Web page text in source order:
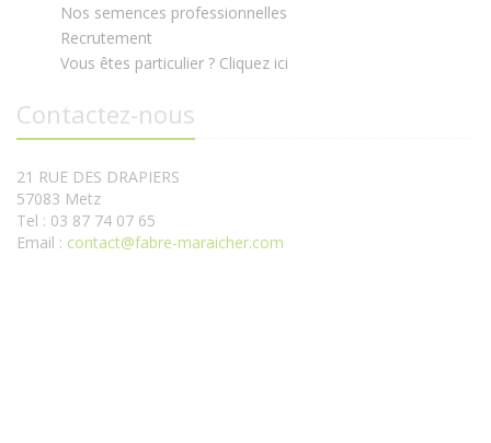
Nos semences professionnelles
Recrutement
Vous êtes particulier ? Cliquez ici
Contactez-nous
21 RUE DES DRAPIERS
57083 Metz
Tel : 03 87 74 07 65
Email : contact@fabre-maraicher.com